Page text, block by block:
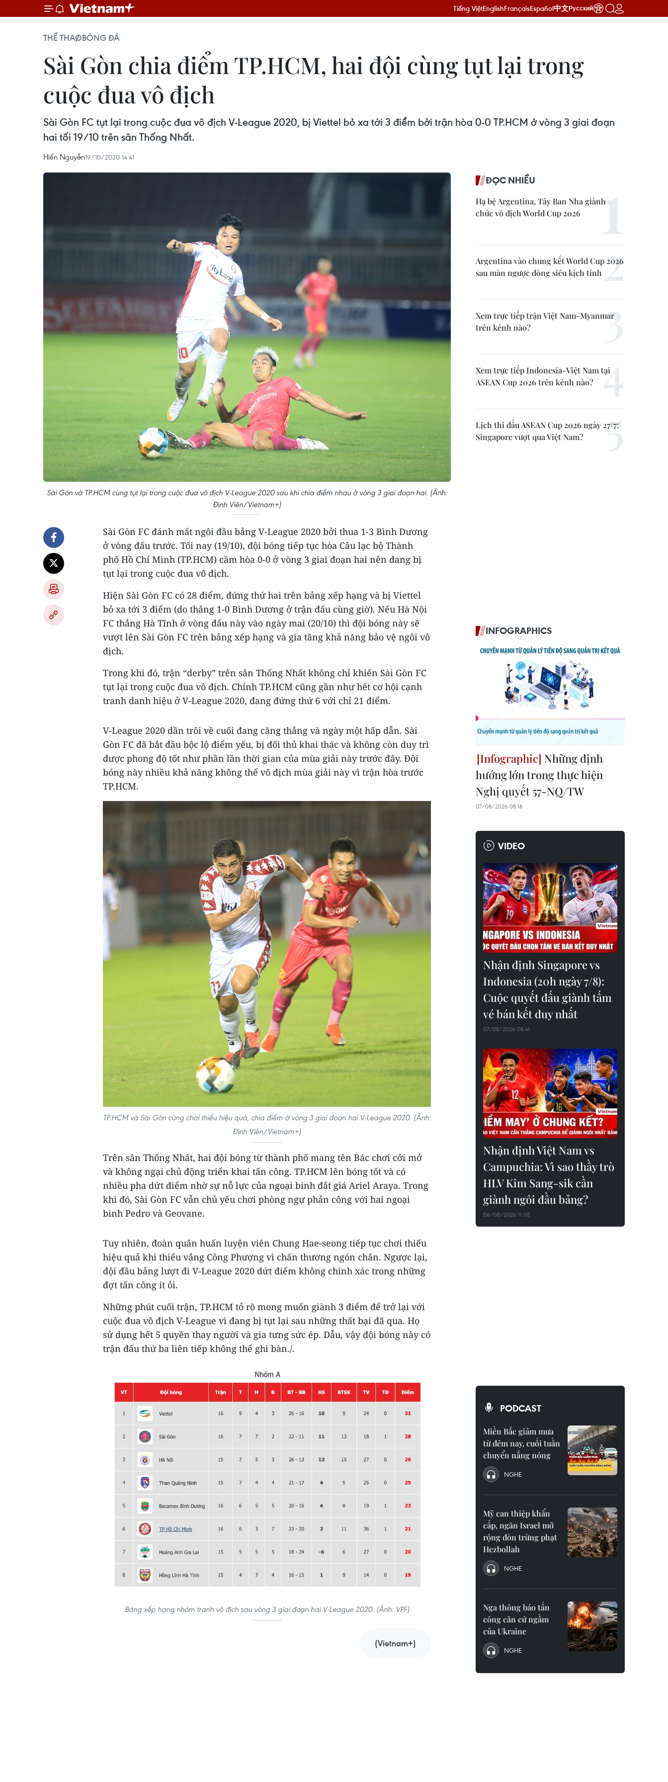
Tiếng ViệtEnglishFrançaisEspañol中文Русский
THỂ THAOBÓNG ĐÁ
Sài Gòn chia điểm TP.HCM, hai đội cùng tụt lại trong
cuộc đua vô địch
Sài Gòn FC tụt lại trong cuộc đua vô địch V-League 2020, bị Viettel bỏ xa tới 3 điểm bởi trận hòa 0-0 TP.HCM ở vòng 3 giai đoạn
hai tối 19/10 trên sân Thống Nhất.
Hiển Nguyễn19/10/2020 14:41
Sài Gòn và TP.HCM cùng tụt lại trong cuộc đua vô địch V-League 2020 sau khi chia điểm nhau ở vòng 3 giai đoạn hai. (Ảnh:
Đình Viên/Vietnam+)
Sài Gòn FC đánh mất ngôi đầu bảng V-League 2020 bởi thua 1-3 Bình Dương
ở vòng đấu trước. Tối nay (19/10), đội bóng tiếp tục hòa Câu lạc bộ Thành
phố Hồ Chí Minh (TP.HCM) cầm hòa 0-0 ở vòng 3 giai đoạn hai nên đang bị
tụt lại trong cuộc đua vô địch.
Hiện Sài Gòn FC có 28 điểm, đứng thứ hai trên bảng xếp hạng và bị Viettel
bỏ xa tới 3 điểm (do thắng 1-0 Bình Dương ở trận đấu cùng giờ). Nếu Hà Nội
FC thắng Hà Tĩnh ở vòng đấu này vào ngày mai (20/10) thì đội bóng này sẽ
vượt lên Sài Gòn FC trên bảng xếp hạng và gia tăng khả năng bảo vệ ngôi vô
địch.
Trong khi đó, trận “derby” trên sân Thống Nhất không chỉ khiến Sài Gòn FC
tụt lại trong cuộc đua vô địch. Chính TP.HCM cũng gần như hết cơ hội cạnh
tranh danh hiệu ở V-League 2020, đang đứng thứ 6 với chỉ 21 điểm.
V-League 2020 dần trôi về cuối đang căng thẳng và ngày một hấp dẫn. Sài
Gòn FC đã bắt đầu bộc lộ điểm yếu, bị đối thủ khai thác và không còn duy trì
được phong độ tốt như phần lần thời gian của mùa giải này trước đây. Đội
bóng này nhiều khả năng không thể vô địch mùa giải này vì trận hòa trước
TP.HCM.
TP.HCM và Sài Gòn cùng chơi thiếu hiệu quả, chia điểm ở vòng 3 giai đoạn hai V-League 2020. (Ảnh:
Đình Viên/Vietnam+)
Trên sân Thống Nhất, hai đội bóng từ thành phố mang tên Bác chơi cởi mở
và không ngại chủ động triển khai tấn công. TP.HCM lên bóng tốt và có
nhiều pha dứt điểm nhờ sự nỗ lực của ngoại binh đắt giá Ariel Araya. Trong
khi đó, Sài Gòn FC vẫn chủ yếu chơi phòng ngự phản công với hai ngoại
binh Pedro và Geovane.
Tuy nhiên, đoàn quân huấn luyện viên Chung Hae-seong tiếp tục chơi thiếu
hiệu quả khi thiếu vắng Công Phượng vì chấn thương ngón chân. Ngược lại,
đội đầu bảng lượt đi V-League 2020 dứt điểm không chính xác trong những
đợt tấn công ít ỏi.
Những phút cuối trận, TP.HCM tỏ rõ mong muốn giành 3 điểm để trở lại với
cuộc đua vô địch V-League vì đang bị tụt lại sau những thất bại đã qua. Họ
sử dụng hết 5 quyền thay người và gia tưng sức ép. Dẫu, vậy đội bóng này có
trận đấu thứ ba liên tiếp không thể ghi bàn./.
Bảng xếp hạng nhóm tranh vô địch sau vòng 3 giai đoạn hai V-League 2020. (Ảnh: VPF)
(Vietnam+)
ĐỌC NHIỀU
Hạ bệ Argentina, Tây Ban Nha giành
chức vô địch World Cup 2026
Argentina vào chung kết World Cup 2026
sau màn ngược dòng siêu kịch tính
Xem trực tiếp trận Việt Nam-Myanmar
trên kênh nào?
Xem trực tiếp Indonesia-Việt Nam tại
ASEAN Cup 2026 trên kênh nào?
Lịch thi đấu ASEAN Cup 2026 ngày 27/7:
Singapore vượt qua Việt Nam?
INFOGRAPHICS
Những định
hướng lớn trong thực hiện
Nghị quyết 57-NQ/TW
07/08/2026 08:18
VIDEO
Nhận định Singapore vs
Indonesia (20h ngày 7/8):
Cuộc quyết đấu giành tấm
vé bán kết duy nhất
07/08/2026 08:41
Nhận định Việt Nam vs
Campuchia: Vì sao thầy trò
HLV Kim Sang-sik cần
giành ngôi đầu bảng?
06/08/2026 11:05
PODCAST
Miền Bắc giảm mưa
từ đêm nay, cuối tuần
chuyển nắng nóng
NGHE
Mỹ can thiệp khẩn
cấp, ngăn Israel mở
rộng đòn trừng phạt
Hezbollah
NGHE
Nga thông báo tấn
công căn cứ ngầm
của Ukraine
NGHE